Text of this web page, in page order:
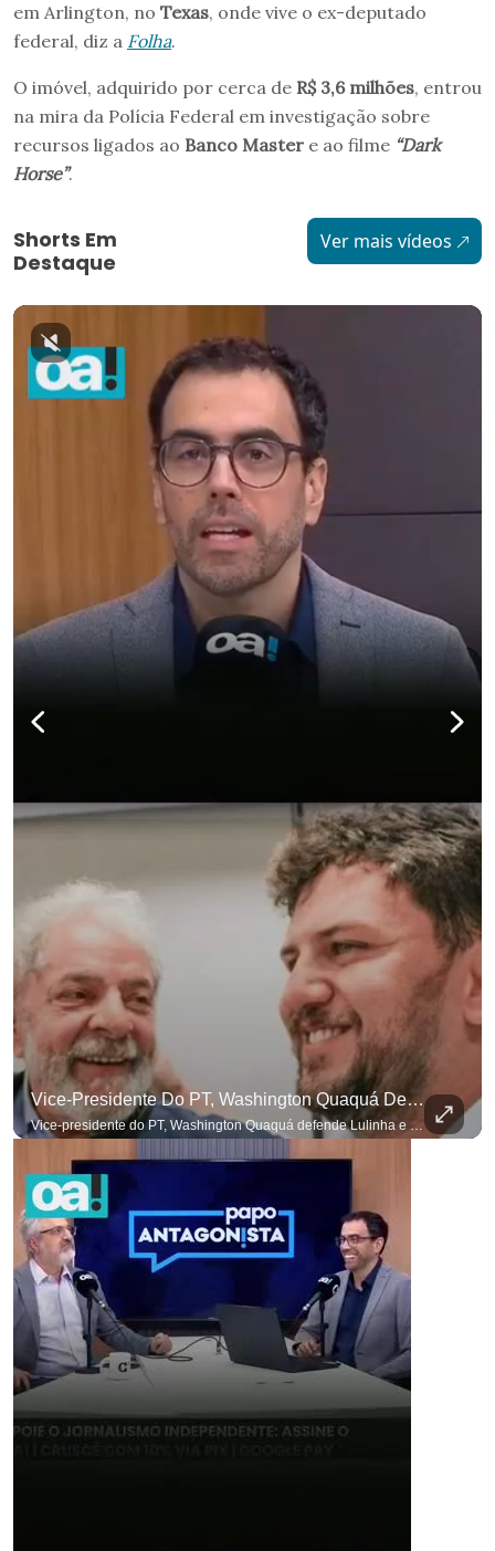
em Arlington, no Texas, onde vive o ex-deputado
federal, diz a Folha.
O imóvel, adquirido por cerca de R$ 3,6 milhões, entrou
na mira da Polícia Federal em investigação sobre
recursos ligados ao Banco Master e ao filme “Dark
Horse”.
Shorts Em
Destaque
Ver mais vídeos
Vice-Presidente Do PT, Washington Quaquá Defende Lulinha E Diz Que Ele Vive Em Condições Precárias
Vice-presidente do PT, Washington Quaquá defende Lulinha e diz que ele vive em condições espartanas na Espanha. #OAntagonista Se você busca informação com credibilidade, inscreva-se agora e ative o